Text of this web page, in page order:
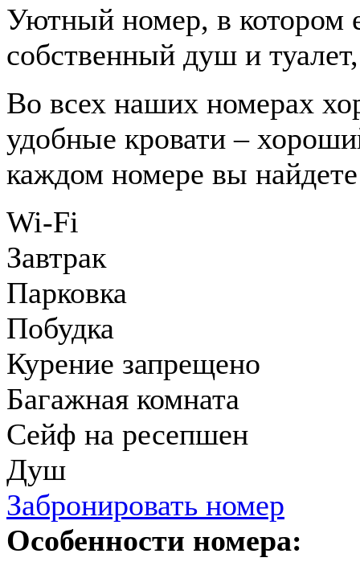
Уютный номер, в котором
собственный душ и
Во всех наших номерах
удобные кровати –
каждом номере вы
Wi-Fi
Завтрак
Парковка
Побудка
Курение запрещено
Багажная комната
Сейф на ресепшен
Душ
Забронировать номер
Особенности номера: